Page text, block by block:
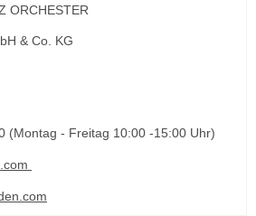
ORCHESTER
& Co. KG
(Montag - Freitag 10:00 -15:00 Uhr)